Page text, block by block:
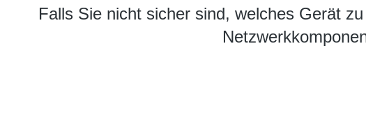
Falls Sie nicht sicher sind, welches Gerät